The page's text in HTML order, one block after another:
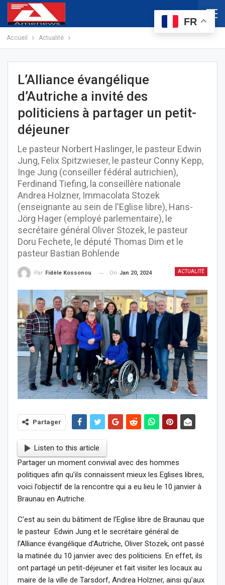
Accueil Actualité
L’Alliance évangélique
d’Autriche a invité des
politiciens à partager un petit-
déjeuner
Le pasteur Norbert Haslinger, le pasteur Edwin
Jung, Felix Spitzwieser, le pasteur Conny Kepp,
Inge Jung (conseiller fédéral autrichien),
Ferdinand Tiefing, la conseillère nationale
Andrea Holzner, Immacolata Stozek
(enseignante au sein de l'Eglise libre), Hans-
Jörg Hager (employé parlementaire), le
secrétaire général Oliver Stozek, le pasteur
Doru Fechete, le député Thomas Dim et le
pasteur Bastian Bohlende
ACTUALITÉ
Par Fidèle Kossonou On Jan 20, 2024
Partager
Listen to this article
Partager un moment convivial avec des hommes
politiques afin qu’ils connaissent mieux les Eglises libres,
voici l’objectif de la rencontre qui a eu lieu le 10 janvier à
Braunau en Autriche.
C’est au sein du bâtiment de l’Eglise libre de Braunau que
le pasteur Edwin Jung et le secrétaire général de
l’Alliance évangélique d’Autriche, Oliver Stozek, ont passé
la matinée du 10 janvier avec des politiciens. En effet, ils
ont partagé un petit-déjeuner et fait visiter les locaux au
maire de la ville de Tarsdorf, Andrea Holzner, ainsi qu’aux
FR